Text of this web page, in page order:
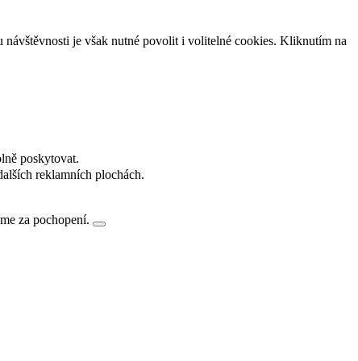
návštěvnosti je však nutné povolit i volitelné cookies. Kliknutím na
poskytovat.
reklamních plochách.
za pochopení.